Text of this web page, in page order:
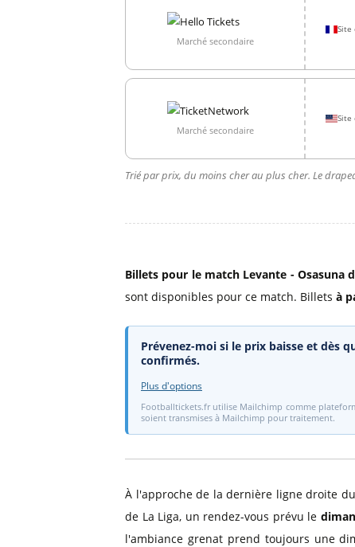
Marché secondaire
Site
Marché secondaire
Site
Trié par prix, du moins cher au plus cher. Le
Billets pour le match Levante - Osasuna
sont disponibles pour ce match. Billets à
Prévenez-moi si le prix baisse et dès
confirmés.
Plus d'options
Footballtickets.fr utilise Mailchimp comme
soient transmises à Mailchimp pour traitement.
À l'approche de la dernière ligne droite
de La Liga, un rendez-vous prévu le
l'ambiance grenat prend toujours une